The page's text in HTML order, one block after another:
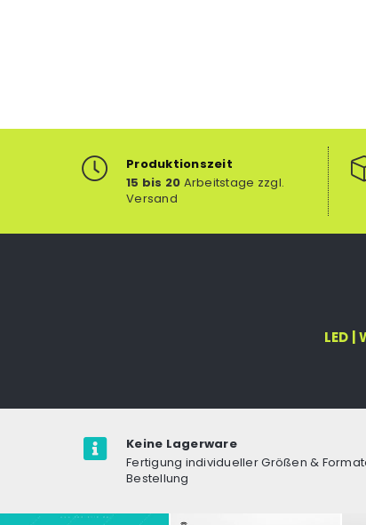
Produktionszeit
15 bis 20 Arbeitstage zzgl.
Versand
LED
Keine Lagerware
Fertigung individueller Größen &
Bestellung